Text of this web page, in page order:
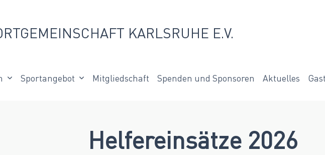
KARLSRUHE E.V.
Sportangebot Mitgliedschaft Spenden und Sponsoren Aktuelles
Helfereinsätze 2026